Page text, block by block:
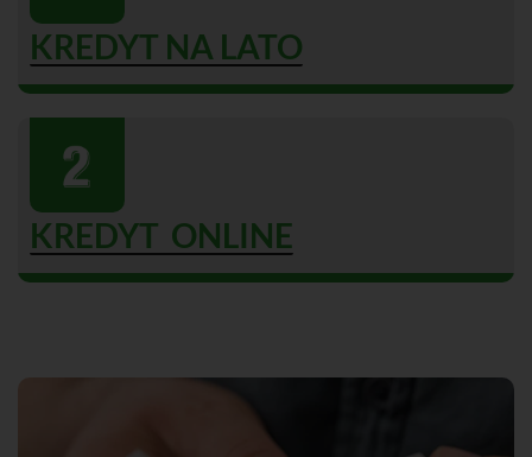
KREDYT NA LATO
KREDYT ONLINE